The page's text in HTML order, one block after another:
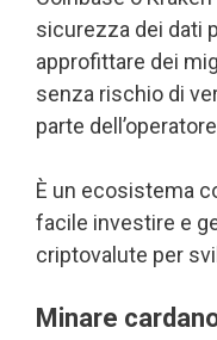
sicurezza dei dati
approfittare dei
senza rischio di
parte
È un ecosistema
facile investire e
criptovalute per
Minare